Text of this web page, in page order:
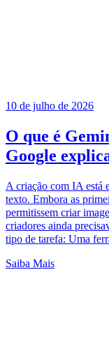
10 de julho de 2026
O que é
Google
A criação com IA está
texto. Embora as
permitissem criar
criadores ainda
tipo de tarefa: Uma
Saiba Mais